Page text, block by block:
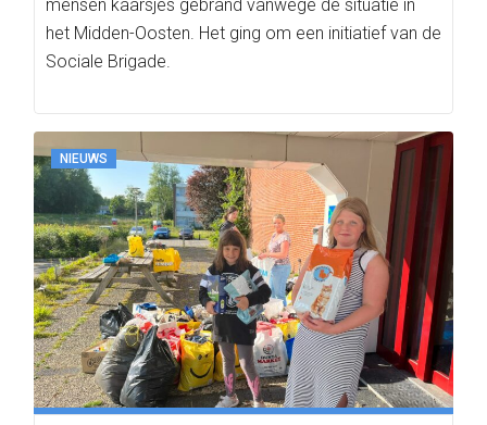
mensen kaarsjes gebrand vanwege de situatie in
het Midden-Oosten. Het ging om een initiatief van de
Sociale Brigade.
NIEUWS